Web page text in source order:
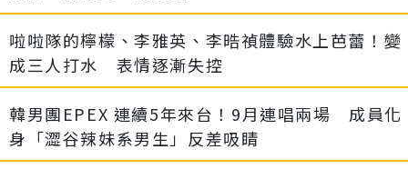
啦啦隊的檸檬、李雅英、李晧禎體驗水上芭蕾！變
成三人打水 表情逐漸失控
韓男團EPEX 連續5年來台！9月連唱兩場 成員化
身「澀谷辣妹系男生」反差吸睛